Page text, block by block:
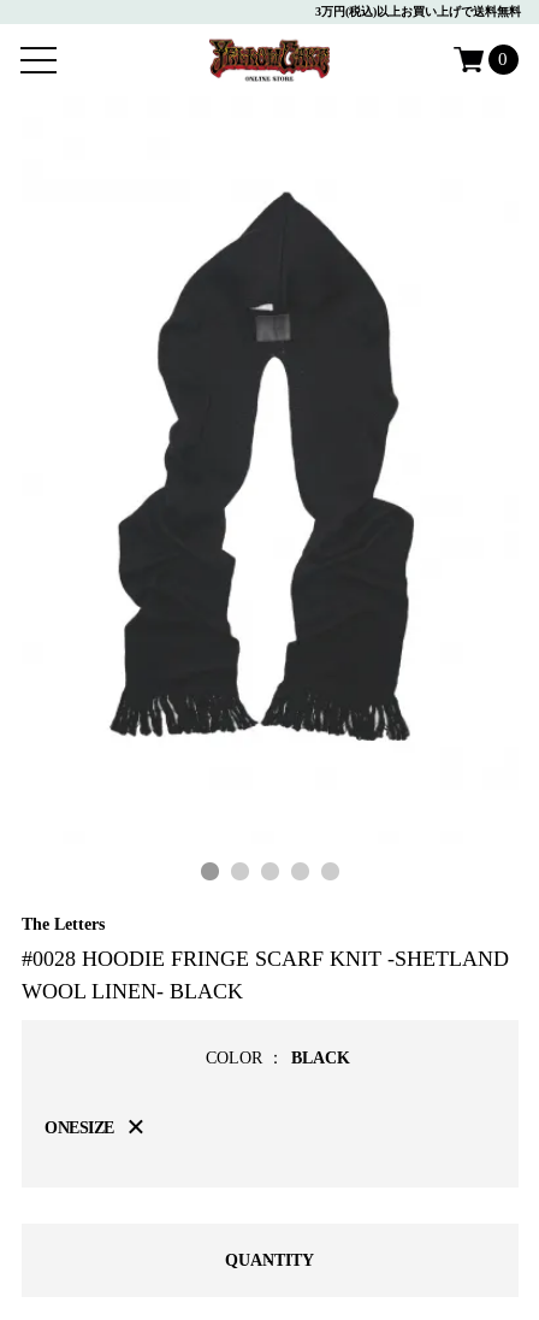
3万円(税込)以上お買い上げで送料無料
0
The Letters
#0028 HOODIE FRINGE SCARF KNIT -SHETLAND
WOOL LINEN- BLACK
COLOR ： BLACK
ONESIZE ×
QUANTITY
-